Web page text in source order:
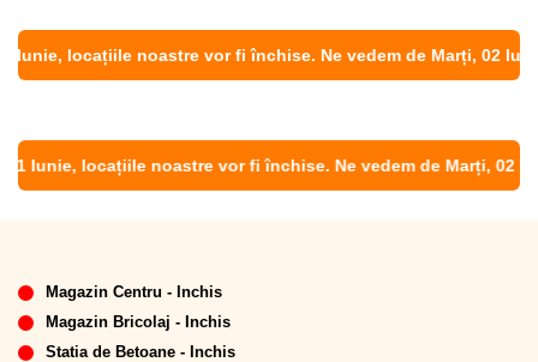
locațiile noastre vor fi închise. Ne vedem de Marți, 02 Iunie!
Iunie, locațiile noastre vor fi închise. Ne vedem de Marți, 02
Magazin Centru - Inchis
Magazin Bricolaj - Inchis
Statia de Betoane - Inchis